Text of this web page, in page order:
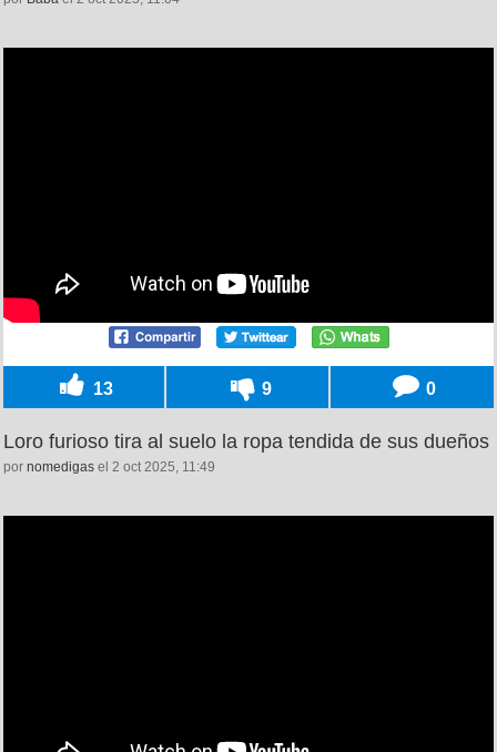
13 9 0
Loro furioso tira al suelo la ropa tendida de sus dueños
por nomedigas el 2 oct 2025, 11:49